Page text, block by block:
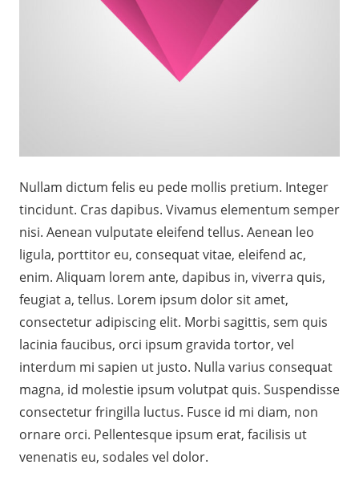
Nullam dictum felis eu pede mollis pretium. Integer
tincidunt. Cras dapibus. Vivamus elementum semper
nisi. Aenean vulputate eleifend tellus. Aenean leo
ligula, porttitor eu, consequat vitae, eleifend ac,
enim. Aliquam lorem ante, dapibus in, viverra quis,
feugiat a, tellus. Lorem ipsum dolor sit amet,
consectetur adipiscing elit. Morbi sagittis, sem quis
lacinia faucibus, orci ipsum gravida tortor, vel
interdum mi sapien ut justo. Nulla varius consequat
magna, id molestie ipsum volutpat quis. Suspendisse
consectetur fringilla luctus. Fusce id mi diam, non
ornare orci. Pellentesque ipsum erat, facilisis ut
venenatis eu, sodales vel dolor.